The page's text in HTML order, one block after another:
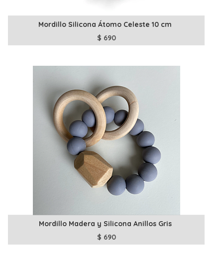
Mordillo Silicona Átomo Celeste 10 cm
$ 690
Mordillo Madera y Silicona Anillos Gris
$ 690